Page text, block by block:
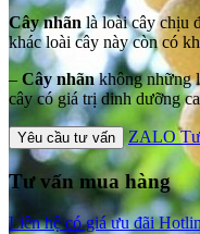
Cây nhãn là loài cây chịu
khác loài cây này còn có
– Cây nhãnkhông những
cây có giá trị dinh dưỡng
Yêu cầu tư vấn ZALO
Tư vấn mua hàng
Liên hệ có giá ưu đãi